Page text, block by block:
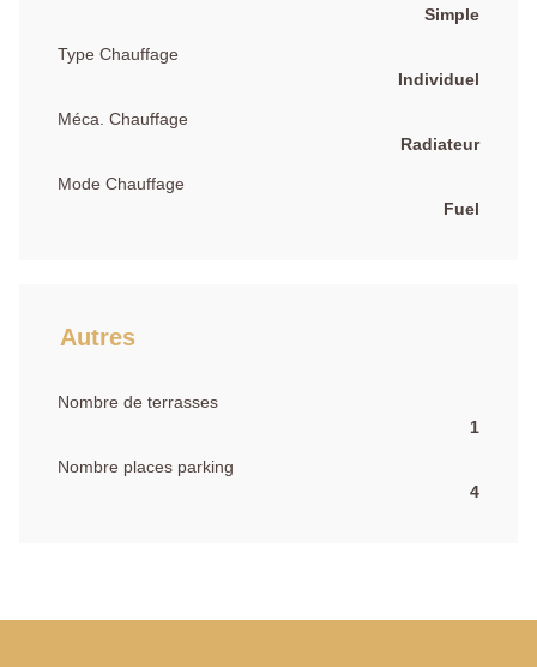
Simple
Type Chauffage
Individuel
Méca. Chauffage
Radiateur
Mode Chauffage
Fuel
Autres
Nombre de terrasses
1
Nombre places parking
4